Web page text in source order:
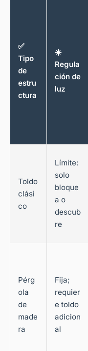
✅
Tipo
de
estru
ctura
☀️
Regula
ción de
luz
Toldo
clási
co
Límite:
solo
bloque
a o
descub
re
Pérg
ola
de
made
ra
Fija;
requier
e toldo
adicion
al